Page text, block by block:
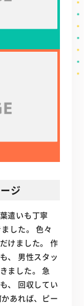
ジ
遣いも丁寧
した。 色々
けました。 作
、 男性スタッ
ました。 急
、 回収してい
あれば、ピー